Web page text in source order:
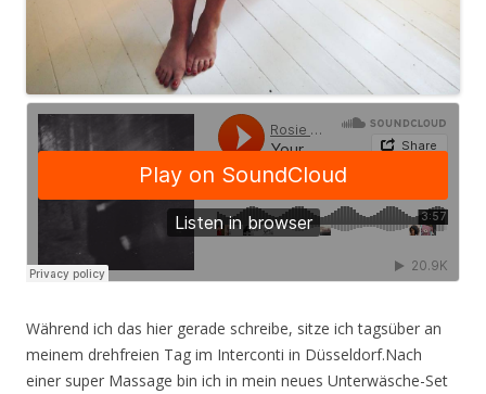
Während ich das hier gerade schreibe, sitze ich tagsüber an
meinem drehfreien Tag im Interconti in Düsseldorf.Nach
einer super Massage bin ich in mein neues Unterwäsche-Set